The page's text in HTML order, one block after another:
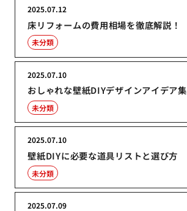
床リフォームの費用相場を徹底解説！
2025.07.12
未分類
おしゃれな壁紙DIYデザインアイデア集
2025.07.10
未分類
壁紙DIYに必要な道具リストと選び方
2025.07.10
未分類
2025.07.09